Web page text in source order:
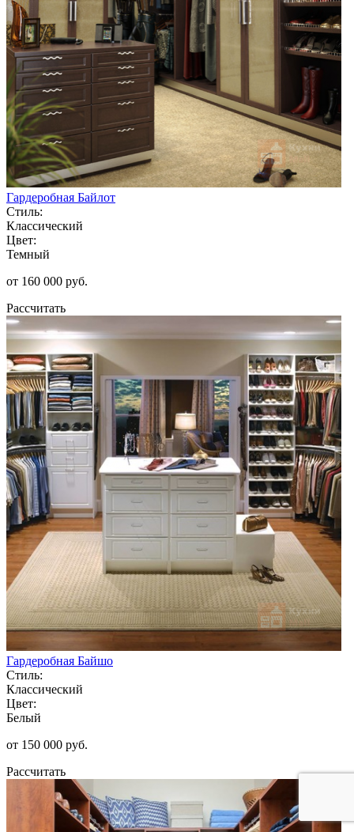
Гардеробная Байлот
Стиль:
Классический
Цвет:
Темный
от 160 000 руб.
Рассчитать
Гардеробная Байшо
Стиль:
Классический
Цвет:
Белый
от 150 000 руб.
Рассчитать